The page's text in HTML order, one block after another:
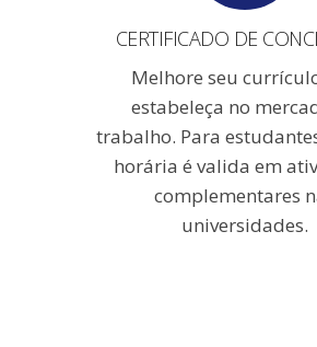
CERTIFICADO DE
Melhore seu
estabeleça no
trabalho. Para
horária é valida em
complementares
universidades.